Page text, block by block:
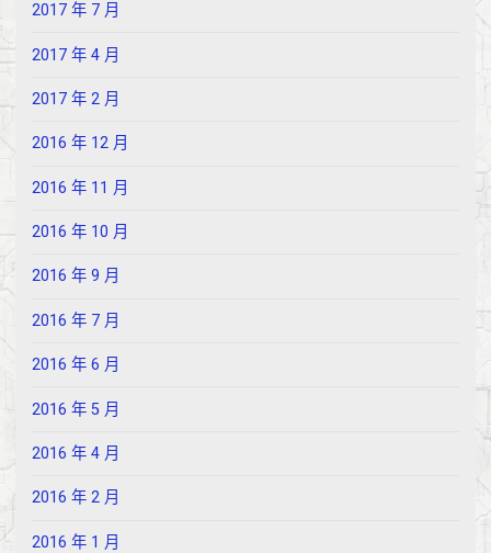
2017 年 7 月
2017 年 4 月
2017 年 2 月
2016 年 12 月
2016 年 11 月
2016 年 10 月
2016 年 9 月
2016 年 7 月
2016 年 6 月
2016 年 5 月
2016 年 4 月
2016 年 2 月
2016 年 1 月